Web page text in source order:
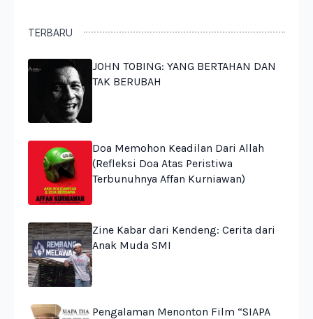
TERBARU
JOHN TOBING: YANG BERTAHAN DAN
TAK BERUBAH
Doa Memohon Keadilan Dari Allah
(Refleksi Doa Atas Peristiwa
Terbunuhnya Affan Kurniawan)
Zine Kabar dari Kendeng: Cerita dari
Anak Muda SMI
Pengalaman Menonton Film “SIAPA